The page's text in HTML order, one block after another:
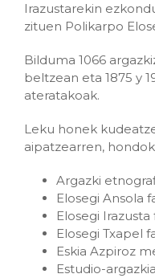
Irazustarekin
zituen Polikarpo
Bilduma 1066
beltzean eta 1875 y
ateratakoak.
Leku honek
aipatzearren,
Argazki
Elosegi Ansola
Elosegi Irazusta
Elosegi Txapel
Eskia Azpiroz
Estudio-